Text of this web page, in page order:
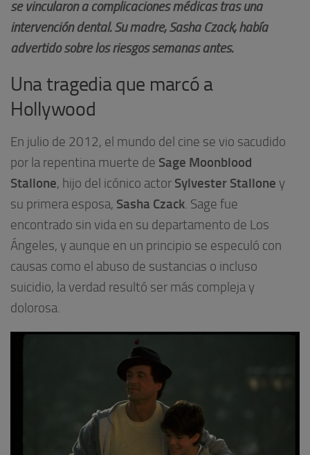
se vincularon a complicaciones médicas tras una
intervención dental. Su madre, Sasha Czack, había
advertido sobre los riesgos semanas antes.
Una tragedia que marcó a
Hollywood
En julio de 2012, el mundo del cine se vio sacudido
por la repentina muerte de Sage Moonblood
Stallone, hijo del icónico actor Sylvester Stallone y
su primera esposa, Sasha Czack. Sage fue
encontrado sin vida en su departamento de Los
Ángeles, y aunque en un principio se especuló con
causas como el abuso de sustancias o incluso
suicidio, la verdad resultó ser más compleja y
dolorosa.